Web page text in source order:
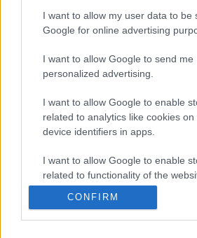
I want to allow my user data to be
Google for online advertising
I want to allow Google to send me
personalized advertising.
I want to allow Google to enable
related to analytics like cookies on
device identifiers in apps.
I want to allow Google to enable
related to functionality of the
I want to allow Google to enable
related to personalization.
CONFIRM
sziget gyümölcsei, termései ihlették
formákat elegyíti
gondoskodást jelképező
készült alkotásai költőien
be Liverpoolban. A kiállítás október
tekinthető meg.
Fotó: AFP/Lindsey Parnaby